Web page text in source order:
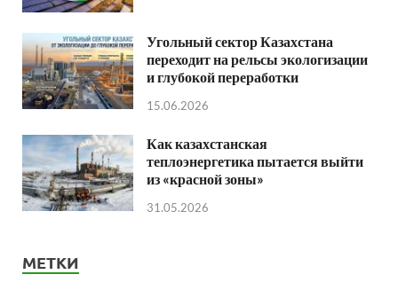
Угольный сектор Казахстана
переходит на рельсы экологизации
и глубокой переработки
15.06.2026
Как казахстанская
теплоэнергетика пытается выйти
из «красной зоны»
31.05.2026
МЕТКИ